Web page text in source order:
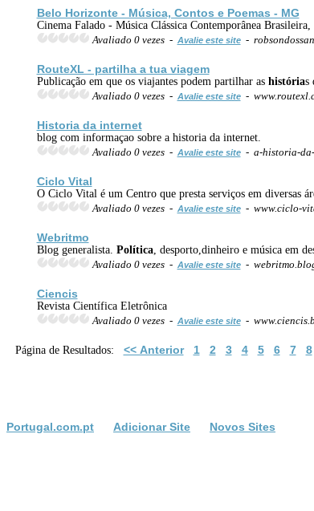
Belo Horizonte - Música, Contos e Poemas - MG
Cinema Falado - Música Clássica Contemporânea
Avaliado 0 vezes - Avalie este site-
RouteXL - partilha a tua viagem
Publicação em que os viajantes podem partilhar as histórias
Avaliado 0 vezes - Avalie este site-
Historia da internet
blog com informaçao sobre a historia da internet.
Avaliado 0 vezes - Avalie este site- a-historia-da-
Ciclo Vital
O Ciclo Vital é um Centro que presta serviços em diversas
Avaliado 0 vezes - Avalie este site- www.ciclo-
Webritmo
Blog generalista. Política, desporto,dinheiro e música em
Avaliado 0 vezes - Avalie este site-
Ciencis
Revista Científica Eletrônica
Avaliado 0 vezes - Avalie este site-
Página de Resultados: << Anterior 1 2 3 4 5 6 7 8
Portugal.com.pt Adicionar Site Novos Sites